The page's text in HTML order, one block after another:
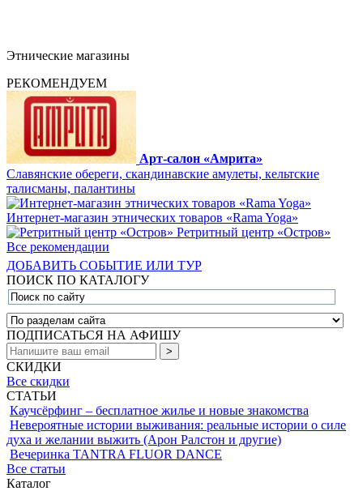
Этнические магазины
РЕКОМЕНДУЕМ
Арт-салон «Амрита»
Славянские обереги, скандинавские амулеты, кельтские
талисманы, палантины
Интернет-магазин этнических товаров «Rama Yoga»
Ретритный центр «Остров»
Все рекомендации
ДОБАВИТЬ СОБЫТИЕ ИЛИ ТУР
ПОИСК ПО КАТАЛОГУ
ПОДПИСАТЬСЯ НА АФИШУ
СКИДКИ
Все скидки
СТАТЬИ
Каучсёрфинг – бесплатное жилье и новые знакомства
Невероятные истории выживания: реальные истории о силе
духа и желании выжить (Арон Ралстон и другие)
Вечеринка TANTRA FLUOR DANCE
Все статьи
Каталог